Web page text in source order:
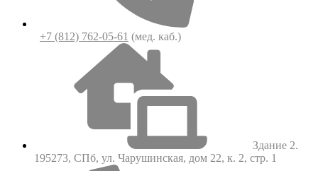
+7 (812) 762-05-61 (мед. каб.)
Здание 2.
195273, СПб, ул. Чарушинская, дом 22, к. 2, стр. 1